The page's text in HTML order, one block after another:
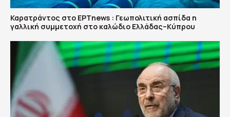
Καρατράντος στο ΕΡΤnews : Γεωπολιτική ασπίδα η
γαλλική συμμετοχή στο καλώδιο Ελλάδας–Κύπρου